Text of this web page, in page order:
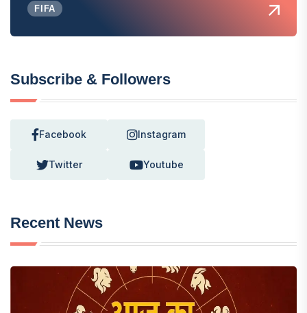
FIFA
Subscribe & Followers
Facebook Instagram
Twitter Youtube
Recent News